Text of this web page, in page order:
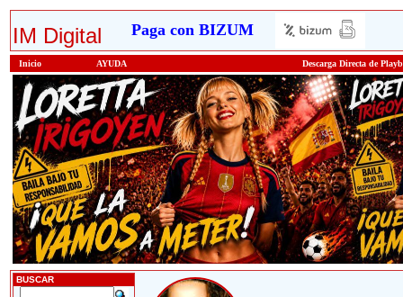
IM Digital Paga con BIZUM
Inicio AYUDA Descarga Directa de
BUSCAR